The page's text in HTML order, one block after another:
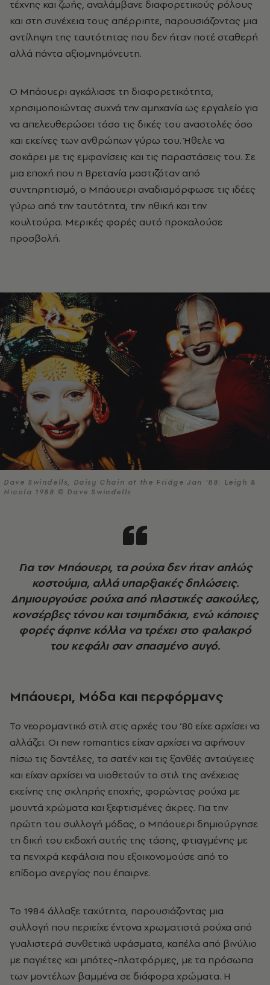
τέχνης και ζωής, αναλάμβανε διαφορετικούς ρόλους
και στη συνέχεια τους απέρριπτε, παρουσιάζοντας μια
αντίληψη της ταυτότητας που δεν ήταν ποτέ σταθερή
αλλά πάντα αξιομνημόνευτη.
Ο Μπάουερι αγκάλιασε τη διαφορετικότητα,
χρησιμοποιώντας συχνά την αμηχανία ως εργαλείο για
να απελευθερώσει τόσο τις δικές του αναστολές όσο
και εκείνες των ανθρώπων γύρω του. Ήθελε να
σοκάρει με τις εμφανίσεις και τις παραστάσεις του. Σε
μια εποχή που η Βρετανία μαστιζόταν από
συντηρητισμό, ο Μπάουερι αναδιαμόρφωσε τις ιδέες
γύρω από την ταυτότητα, την ηθική και την
κουλτούρα. Μερικές φορές αυτό προκαλούσε
προσβολή.
Dave Swindells, Daisy Chain at the Fridge Jan '88: Leigh &
Nicola 1988 © Dave Swindells
Για τον Μπάουερι, τα ρούχα δεν ήταν απλώς
κοστούμια, αλλά υπαρξιακές δηλώσεις.
Δημιουργούσε ρούχα από πλαστικές σακούλες,
κονσέρβες τόνου και τσιμπιδάκια, ενώ κάποιες
φορές άφηνε κόλλα να τρέχει στο φαλακρό
του κεφάλι σαν σπασμένο αυγό.
Μπάουερι, Μόδα και περφόρμανς
Το νεορομαντικό στιλ στις αρχές του ‘80 είχε αρχίσει να
αλλάζει. Οι new romantics είχαν αρχίσει να αφήνουν
πίσω τις δαντέλες, τα σατέν και τις ξανθές ανταύγειες
και είχαν αρχίσει να υιοθετούν το στιλ της ανέχειας
εκείνης της σκληρής εποχής, φορώντας ρούχα με
μουντά χρώματα και ξεφτισμένες άκρες. Για την
πρώτη του συλλογή μόδας, ο Μπάουερι δημιούργησε
τη δική του εκδοχή αυτής της τάσης, φτιαγμένης με
τα πενιχρά κεφάλαια που εξοικονομούσε από το
επίδομα ανεργίας που έπαιρνε.
Το 1984 άλλαξε ταχύτητα, παρουσιάζοντας μια
συλλογή που περιείχε έντονα χρωματιστά ρούχα από
γυαλιστερά συνθετικά υφάσματα, καπέλα από βινύλιο
με παγιέτες και μπότες-πλατφόρμες, με τα πρόσωπα
των μοντέλων βαμμένα σε διάφορα χρώματα. Η